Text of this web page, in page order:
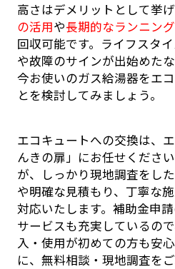
高さはデメリットとして挙げ
の活用や長期的なランニン
回収可能です。ライフスタ
や故障のサインが出始めた
今お使いのガス給湯器をエ
とを検討してみましょう。
エコキュートへの交換は、
んきの扉」にお任せくださ
が、しっかり現地調査をし
や明確な見積もり、丁寧な
対応いたします。補助金申
サービスも充実しているの
入・使用が初めての方も安
に、無料相談・現地調査を